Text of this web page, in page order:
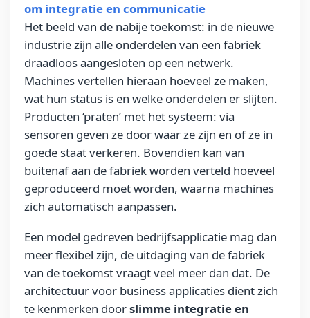
om integratie en communicatie
Het beeld van de nabije toekomst: in de nieuwe
industrie zijn alle onderdelen van een fabriek
draadloos aangesloten op een netwerk.
Machines vertellen hieraan hoeveel ze maken,
wat hun status is en welke onderdelen er slijten.
Producten ‘praten’ met het systeem: via
sensoren geven ze door waar ze zijn en of ze in
goede staat verkeren. Bovendien kan van
buitenaf aan de fabriek worden verteld hoeveel
geproduceerd moet worden, waarna machines
zich automatisch aanpassen.
Een model gedreven bedrijfsapplicatie mag dan
meer flexibel zijn, de uitdaging van de fabriek
van de toekomst vraagt veel meer dan dat. De
architectuur voor business applicaties dient zich
te kenmerken doorslimme integratie en